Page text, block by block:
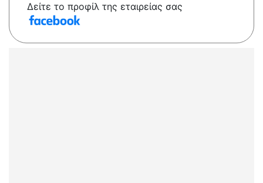
Δείτε το προφίλ της εταιρείας σας